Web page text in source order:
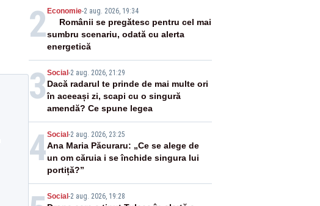
2 Economie-2 aug. 2026, 19:34
Românii se pregătesc pentru cel mai
sumbru scenariu, odată cu alerta
energetică
3 Social -2 aug. 2026, 21:29
Dacă radarul te prinde de mai multe ori
în aceeași zi, scapi cu o singură
amendă? Ce spune legea
4Social -2 aug. 2026, 23:25
Ana Maria Păcuraru: „Ce se alege de
un om căruia i se închide singura lui
portiță?”
Social -2 aug. 2026, 19:28